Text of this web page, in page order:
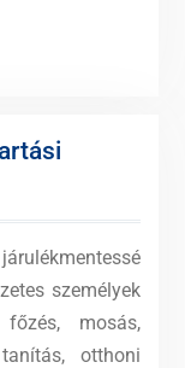
személyek
mosás,
otthoni